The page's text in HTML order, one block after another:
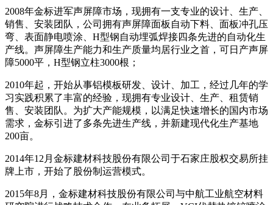
2008年金标进军声屏障市场，现拥有一支专业的设计、生产、
销售、安装团队，公司拥有声屏障面板自动下料、面板冲孔压
弯、表面静电喷涂、H型钢自动埋弧焊接四条先进的自动化生
产线。声屏障生产能力和生产质量均居行业之首，可日产声屏
障5000平，H型钢立柱3000根；
2010年起，开始从事铝模板研发、设计、加工，经过几年的学
习实践积累了丰富的经验，现拥有专业设计、生产、租赁销
售、安装团队。为扩大产能规模，以满足快速增长的国内市场
需求，金标引进了多条先进生产线，并新建现代化生产基地
200亩。
2014年12月金标建材科技股份有限公司于石家庄股权交易所挂
牌上市，开始了股份制运营模式。
2015年8月，金标建材科技股份有限公司与中航工业航空材料